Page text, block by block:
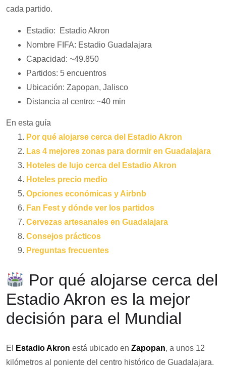
cada partido.
Estadio: Estadio Akron
Nombre FIFA: Estadio Guadalajara
Capacidad: ~49.850
Partidos: 5 encuentros
Ubicación: Zapopan, Jalisco
Distancia al centro: ~40 min
En esta guía
Por qué alojarse cerca del Estadio Akron
Las 4 mejores zonas para dormir en Guadalajara
Hoteles de lujo cerca del Estadio Akron
Hoteles precio medio
Opciones económicas y Airbnb
Fan Fest y dónde ver los partidos
Cervezas artesanales en Guadalajara
Consejos prácticos
Preguntas frecuentes
Por qué alojarse cerca del
Estadio Akron es la mejor
decisión para el Mundial
El Estadio Akron está ubicado en Zapopan, a unos 12
kilómetros al poniente del centro histórico de Guadalajara.